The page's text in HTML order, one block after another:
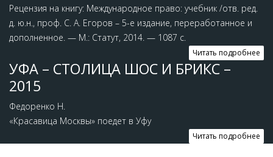
Рецензия на книгу: Международное право: учебник /отв. ред.
д. ю.н., проф. С. А. Егоров – 5-е издание, переработанное и
дополненное. — М.: Статут, 2014. — 1087 с.
Читать подробнее
УФА – СТОЛИЦА ШОС И БРИКС –
2015
Федоренко Н.
«Красавица Москвы» поедет в Уфу
Читать подробнее